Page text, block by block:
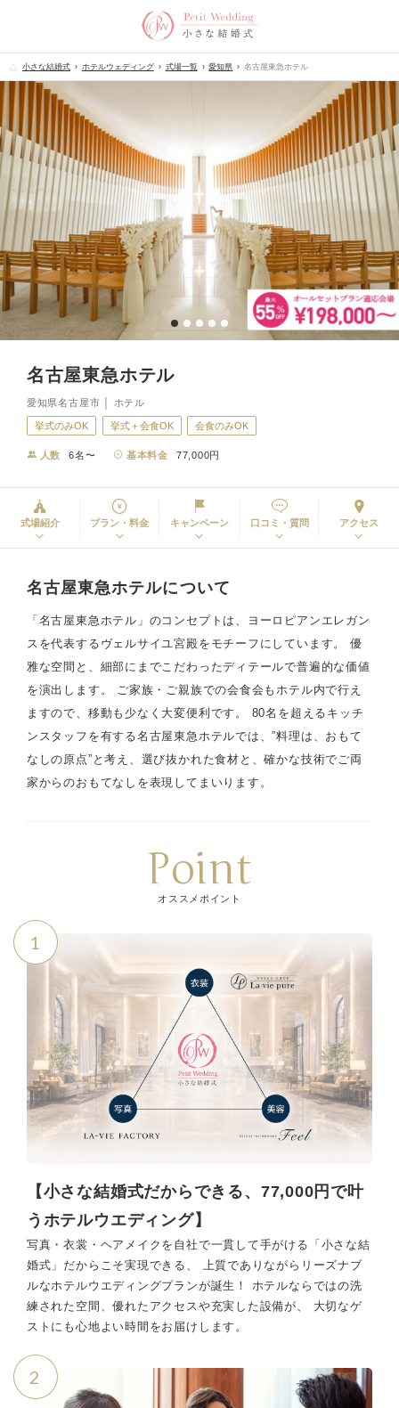
小さな結婚式 ホテルウェディング 式場一覧 愛知県 名古屋東急ホテル
名古屋東急ホテル
愛知県名古屋市 │ ホテル
挙式のみOK 挙式＋会食OK 会食のみOK
人数 6名〜 基本料金 77,000円
式場紹介 プラン・料金 キャンペーン 口コミ・質問 アクセス
名古屋東急ホテルについて
「名古屋東急ホテル」のコンセプトは、ヨーロピアンエレガン
スを代表するヴェルサイユ宮殿をモチーフにしています。 優
雅な空間と、細部にまでこだわったディテールで普遍的な価値
を演出します。 ご家族・ご親族での会食会もホテル内で行え
ますので、移動も少なく大変便利です。 80名を超えるキッチ
ンスタッフを有する名古屋東急ホテルでは、”料理は、おもて
なしの原点”と考え、選び抜かれた食材と、確かな技術でご両
家からのおもてなしを表現してまいります。
Point
オススメポイント
1
【小さな結婚式だからできる、77,000円で叶
うホテルウエディング】
写真・衣裳・ヘアメイクを自社で一貫して手がける「小さな結
婚式」だからこそ実現できる、 上質でありながらリーズナブ
ルなホテルウエディングプランが誕生！ ホテルならではの洗
練された空間、優れたアクセスや充実した設備が、 大切なゲ
ストにも心地よい時間をお届けします。
2